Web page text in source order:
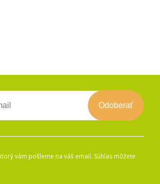
Odoberať
vám pošleme na váš email. Súhlas môžete